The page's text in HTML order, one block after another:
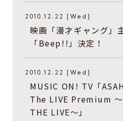
2010.12.22 [Wed]
映画「漫才ギャング」
「Beep!!」決定！
2010.12.22 [Wed]
MUSIC ON! TV「
The LIVE Premium 〜
THE LIVE〜」